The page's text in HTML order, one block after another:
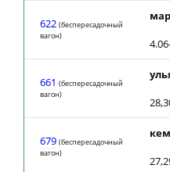
622 (беспересадочный
вагон)
661 (беспересадочный
вагон)
679 (беспересадочный
вагон)